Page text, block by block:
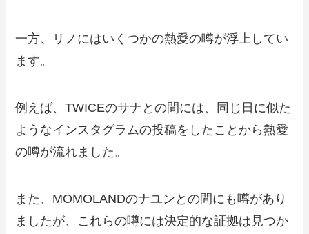
一方、リノにはいくつかの熱愛の噂が浮上してい
ます。
例えば、TWICEのサナとの間には、同じ日に似た
ようなインスタグラムの投稿をしたことから熱愛
の噂が流れました。
また、MOMOLANDのナユンとの間にも噂があり
ましたが、これらの噂には決定的な証拠は見つか